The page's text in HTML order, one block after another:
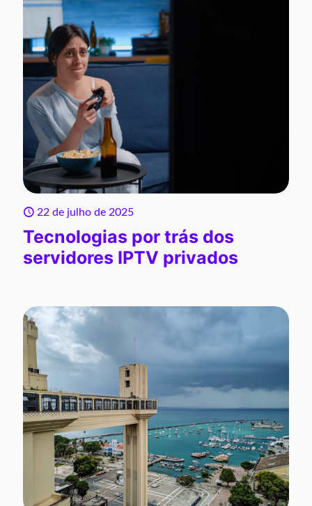
22 de julho de 2025
Tecnologias por trás dos
servidores IPTV privados